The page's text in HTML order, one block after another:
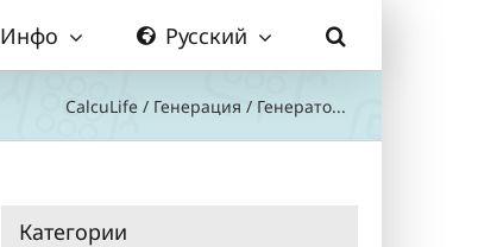
Инфо Русский
CalcuLife / Генерация / Генерато...
Категории